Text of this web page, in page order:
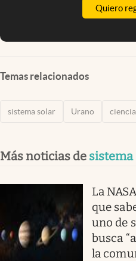
Quiero
Temas relacionados
sistema solar Urano ciencia
Más noticias de
La
que
uno de
busca
la